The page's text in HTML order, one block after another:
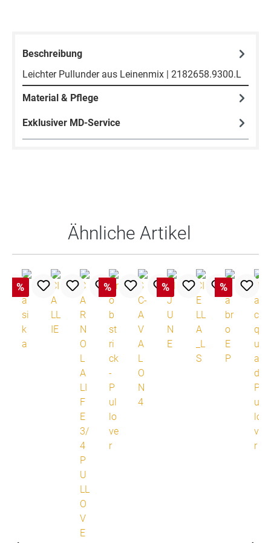
Beschreibung
Leichter Pullunder aus Leinenmix | 2182658.9300.L
Material & Pflege
Exklusiver MD-Service
Ähnliche Artikel
% % % %